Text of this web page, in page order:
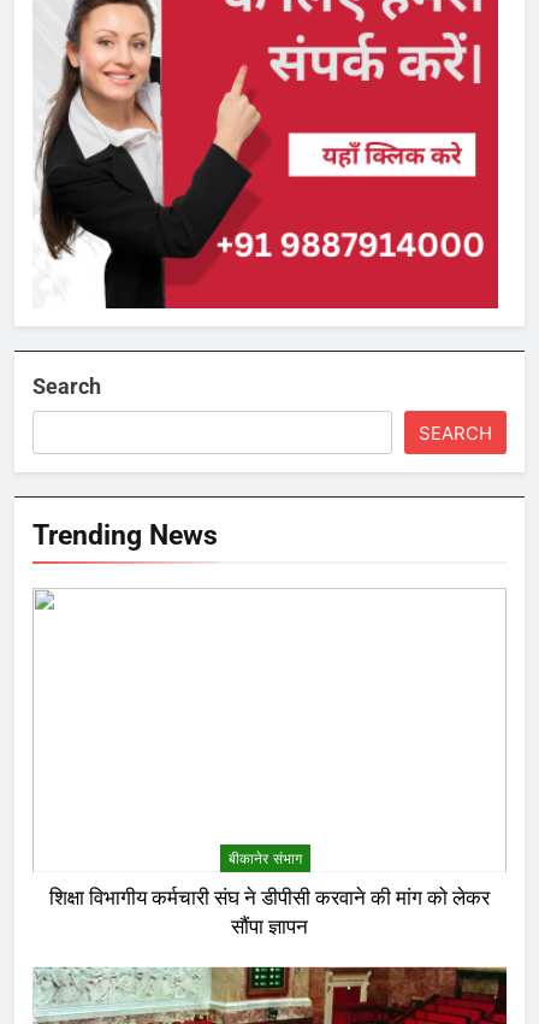
Search
SEARCH
Trending News
बीकानेर संभाग
शिक्षा विभागीय कर्मचारी संघ ने डीपीसी करवाने की मांग को लेकर
सौंपा ज्ञापन